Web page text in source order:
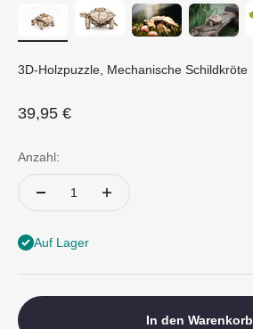
3D-Holzpuzzle, Mechanische Schildkröte
Angebot
39,95 €
Anzahl:
Auf Lager
In den Warenkorb